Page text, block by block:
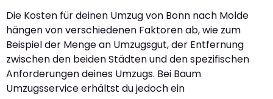
Die Kosten für deinen Umzug von Bonn nach Molde
hängen von verschiedenen Faktoren ab, wie zum
Beispiel der Menge an Umzugsgut, der Entfernung
zwischen den beiden Städten und den spezifischen
Anforderungen deines Umzugs. Bei Baum
Umzugsservice erhältst du jedoch ein